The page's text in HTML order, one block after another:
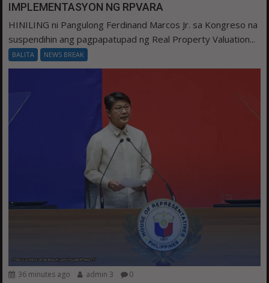
IMPLEMENTASYON NG RPVARA
HINILING ni Pangulong Ferdinand Marcos Jr. sa Kongreso na
suspendihin ang pagpapatupad ng Real Property Valuation...
BALITA NEWS BREAK
36 minutes ago admin 3 0